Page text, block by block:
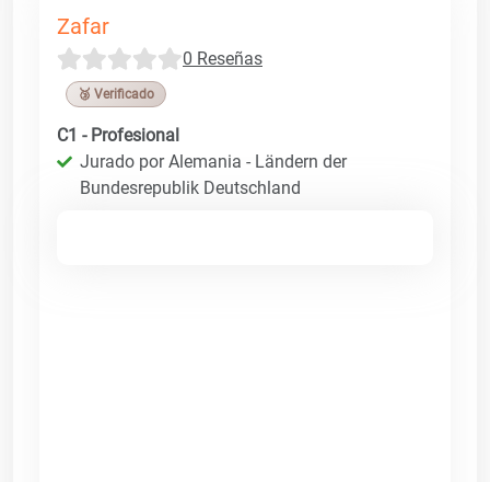
Zafar
0 Reseñas
🥉 Verificado
C1 - Profesional
Jurado por Alemania - Ländern der
Bundesrepublik Deutschland